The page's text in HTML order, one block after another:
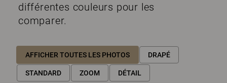
différentes couleurs pour les
comparer.
AFFICHER TOUTES LES PHOTOS DRAPÉ
STANDARD ZOOM DÉTAIL